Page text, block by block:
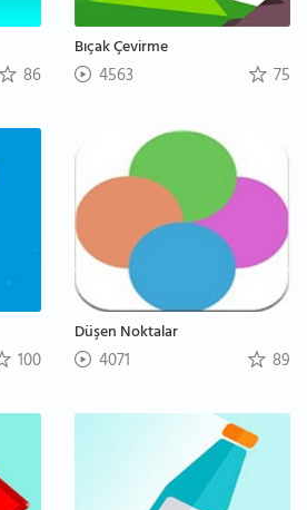
86
Bıçak Çevirme
4563 75
100
Düşen Noktalar
4071 89